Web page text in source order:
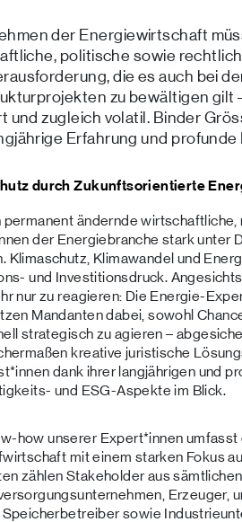
der Energiewirtschaft
politische sowie
die es auch bei
zu bewältigen gilt
und zugleich volatil. Binder
Erfahrung und
durch Zukunftsorientierte
permanent ändernde
der Energiebranche stark unter
Klimaschutz, Klimawandel und
und Investitionsdruck.
nur zu reagieren: Die Energie-
Mandanten dabei, sowohl
strategisch zu agieren –
kreative juristische
dank ihrer langjährigen und
und ESG-Aspekte im Blick.
how unserer Expert*innen
mit einem starken Fokus
zählen Stakeholder aus
Erzeuger,
Speicherbetreiber sowie